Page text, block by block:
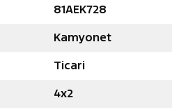
81AEK728
Kamyonet
Ticari
4x2